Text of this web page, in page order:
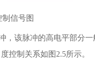
制信号图
，该脉冲的高电平部分一
控制关系如图 2.5所示。